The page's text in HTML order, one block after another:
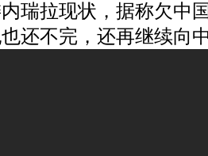
瑞拉现状，据称欠中
还不完，还再继续向